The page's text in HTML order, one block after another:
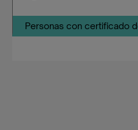
Personas con certificado